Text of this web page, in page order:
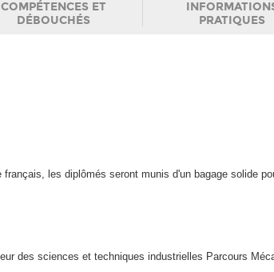
COMPÉTENCES ET
DÉBOUCHÉS
PRATIQUES
les diplômés seront munis d'un bagage solide
des sciences et techniques industrielles Parcours